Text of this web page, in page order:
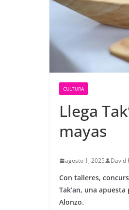
CULTURA
Llega
mayas
agosto 1, 2025 David
Con talleres,
Tak’an, una
Alonzo.